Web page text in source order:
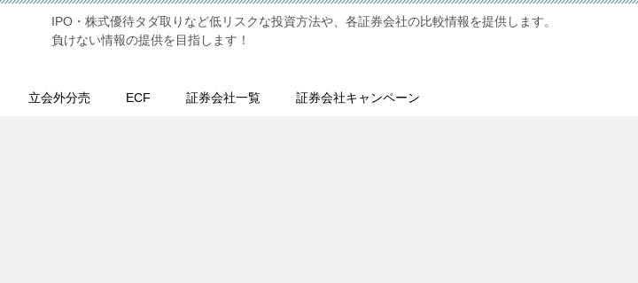
IPO・株式優待タダ取りなど低リスクな投資方法や、各証券会社の比較情報を提供します。
負けない情報の提供を目指します！
立会外分売 ECF 証券会社一覧 証券会社キャンペーン